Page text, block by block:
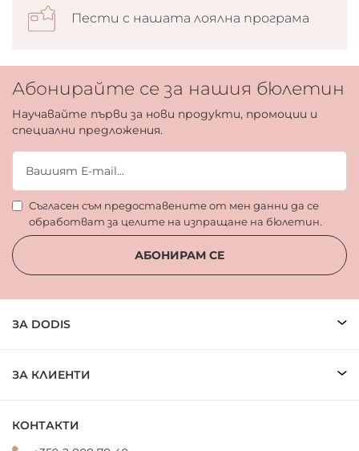
Пести с нашата лоялна програма
Абонирайте се за нашия бюлетин
Научавайте първи за нови продукти, промоции и
специални предложения.
Съгласен съм предоставените от мен данни да се
обработват за целите на изпращане на бюлетин.
АБОНИРАМ СЕ
ЗА DODIS
ЗА КЛИЕНТИ
КОНТАКТИ